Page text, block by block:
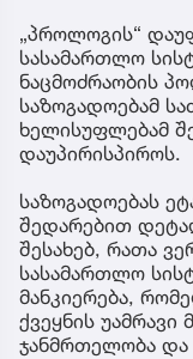
„პროლოგის“
სასამართლო
ნაცმოძრაობის
საზოგადოებამ
ხელისუფლებამ
დაუპირისპიროს.
საზოგადოებას
შედარებით
შესახებ, რათა
სასამართლო
მანკიერება,
ქვეყნის
ჯანმრთელობა